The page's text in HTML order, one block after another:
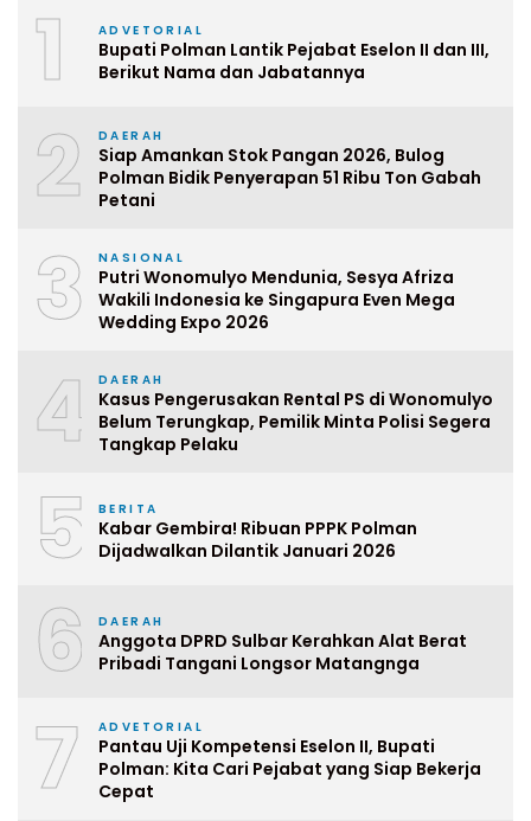
1 ADVETORIAL
Bupati Polman Lantik Pejabat Eselon II dan III,
Berikut Nama dan Jabatannya
2 DAERAH
Siap Amankan Stok Pangan 2026, Bulog
Polman Bidik Penyerapan 51 Ribu Ton Gabah
Petani
3 NASIONAL
Putri Wonomulyo Mendunia, Sesya Afriza
Wakili Indonesia ke Singapura Even Mega
Wedding Expo 2026
4 DAERAH
Kasus Pengerusakan Rental PS di Wonomulyo
Belum Terungkap, Pemilik Minta Polisi Segera
Tangkap Pelaku
5 BERITA
Kabar Gembira! Ribuan PPPK Polman
Dijadwalkan Dilantik Januari 2026
6 DAERAH
Anggota DPRD Sulbar Kerahkan Alat Berat
Pribadi Tangani Longsor Matangnga
7 ADVETORIAL
Pantau Uji Kompetensi Eselon II, Bupati
Polman: Kita Cari Pejabat yang Siap Bekerja
Cepat